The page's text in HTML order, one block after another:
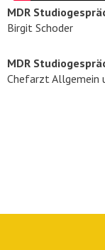
MDR
Birgit Schoder
MDR
Chefarzt Allgemein